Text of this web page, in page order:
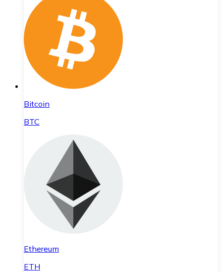
Bitcoin
BTC
Ethereum
ETH